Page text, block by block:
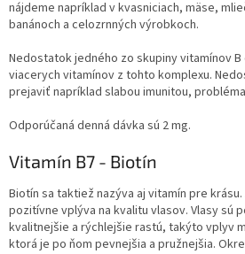
nájdeme napríklad v kvasniciach, mäse,
banánoch a celozrnných výrobkoch.
Nedostatok jedného zo skupiny vitamínov
viacerych vitamínov z tohto komplexu.
prejaviť napríklad slabou imunitou,
Odporúčaná denná dávka sú 2 mg.
Vitamín B7 - Biotín
Biotín sa taktiež nazýva aj vitamín pre
pozitívne vplýva na kvalitu vlasov. Vlasy sú
kvalitnejšie a rýchlejšie rastú, takýto vplyv
ktorá je po ňom pevnejšia a pružnejšia.